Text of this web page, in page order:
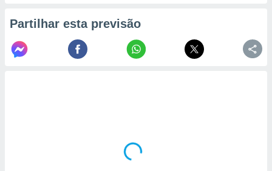
Partilhar esta previsão